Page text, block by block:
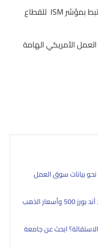
البيانات التي تصدر اليوم من أميركا ترتبط بمؤشر ISM للقطاع
الأمريكي الهامة
نحو بيانات سوق العمل
تحركات مؤشري داو جونز وستاندرد آند بورز 500 وأسعار الذهب
ابحث عن جامعة